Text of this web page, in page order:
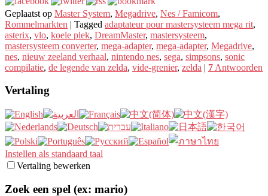
Geplaatst op Master System, Megadrive, Nes / Famicom,
Rommelmarkten | Tagged adaptateur pour mastersysteem mega rit,
asterix, vlo, koele plek, DreamMaster, mastersysteem,
mastersysteem converter, mega-adapter, mega-adapter, Megadrive,
nes, nieuw zeeland verhaal, nintendo nes, sega, simpsons, sonic
compilatie, de legende van zelda, vide-grenier, zelda | 7 Antwoorden
Vertaling
Instellen als standaard taal
Vertaling bewerken
Zoek een spel (ex: mario)